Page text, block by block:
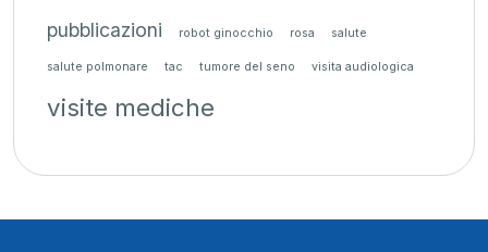
pubblicazioni robot ginocchio rosa salute
salute polmonare tac tumore del seno visita audiologica
visite mediche